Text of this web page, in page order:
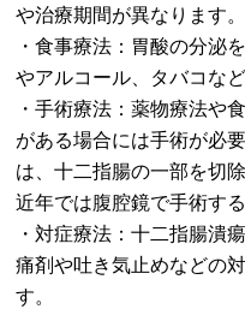
や治療期間が異なります。
・食事療法：胃酸の分泌
やアルコール、タバコな
・手術療法：薬物療法や
がある場合には手術が必
は、十二指腸の一部を切
近年では腹腔鏡で手術す
・対症療法：十二指腸潰
痛剤や吐き気止めなどの
す。